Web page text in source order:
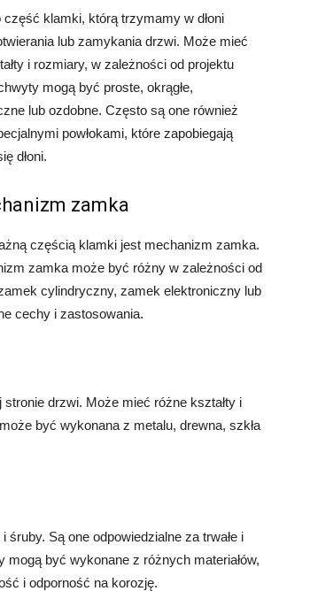
część klamki, którą trzymamy w dłoni
lub zamykania drzwi. Może mieć
i rozmiary, w zależności od projektu
mogą być proste, okrągłe,
lub ozdobne. Często są one również
powłokami, które zapobiegają
dłoni.
zamka
częścią klamki jest mechanizm zamka.
zamka może być różny w zależności od
cylindryczny, zamek elektroniczny lub
cechy i zastosowania.
drzwi. Może mieć różne kształty i
być wykonana z metalu, drewna, szkła
Są one odpowiedzialne za trwałe i
być wykonane z różnych materiałów,
i odporność na korozję.